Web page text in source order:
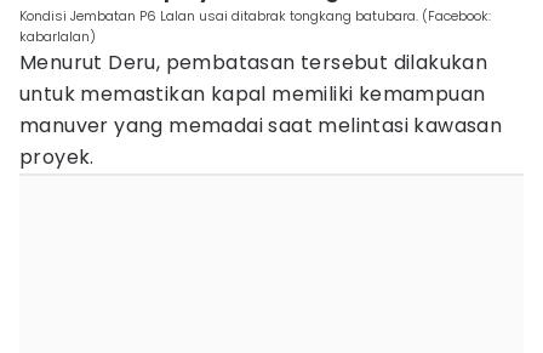
Kondisi Jembatan P6 Lalan usai ditabrak tongkang batubara. (Facebook:
kabarlalan)
Menurut Deru, pembatasan tersebut dilakukan
untuk memastikan kapal memiliki kemampuan
manuver yang memadai saat melintasi kawasan
proyek.